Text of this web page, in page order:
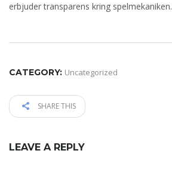
erbjuder transparens kring spelmekaniken.
CATEGORY: Uncategorized
SHARE THIS
LEAVE A REPLY